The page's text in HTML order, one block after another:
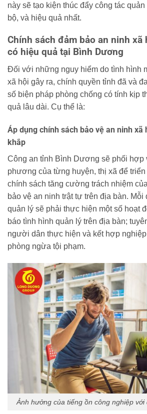
này sẽ tạo kiện thúc đẩy công tác
bộ, và hiệu quả nhất.
Chính sách đảm bảo an ninh xã
có hiệu quả tại Bình Dương
Đối với những nguy hiểm do tình hình
xã hội gây ra, chính quyền tỉnh đã và
số biện pháp phòng chống có tính kịp
quả lâu dài. Cụ thể là:
Áp dụng chính sách bảo vệ an ninh xã
khắp
Công an tỉnh Bình Dương sẽ phối hợp
phương của từng huyện, thị xã để
chính sách tăng cường trách nhiệm
bảo vệ an ninh trật tự trên địa bàn. Mỗi
quản lý sẽ phải thực hiện một số hoạt
báo tình hình quản lý trên địa bàn;
người dân thực hiện và kết hợp
phòng ngừa tội phạm.
Ảnh hưởng của tiếng ồn công nghiệp